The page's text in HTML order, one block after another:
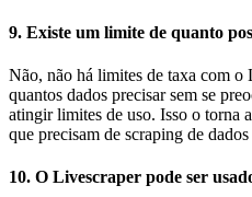
9. Existe um limite de quanto
Não, não há limites de taxa com o
quantos dados precisar sem se
atingir limites de uso. Isso o torna
que precisam de scraping de
10. O Livescraper pode ser